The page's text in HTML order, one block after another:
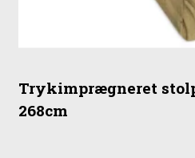
Trykimprægneret
268cm